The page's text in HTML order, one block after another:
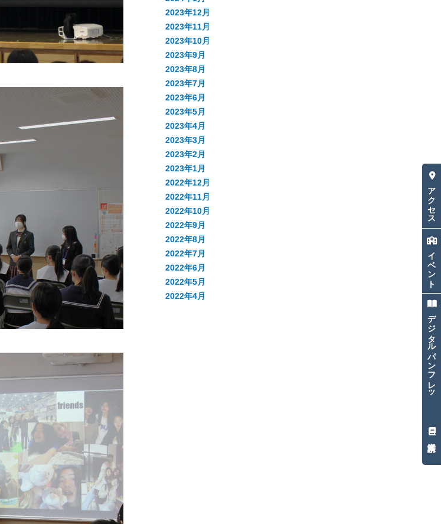
アクセス
イベント
デ
ジ
タ
ル
パ
ン
フ
レ
ッ
2023年12月
2023年11月
2023年10月
2023年9月
2023年8月
2023年7月
2023年6月
2023年5月
2023年4月
2023年3月
2023年2月
2023年1月
2022年12月
2022年11月
2022年10月
2022年9月
2022年8月
2022年7月
2022年6月
2022年5月
2022年4月